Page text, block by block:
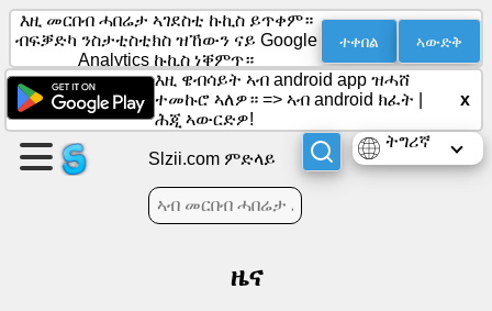
ገጽ
ምፍጣር
ጉጅለ
እዚ መርበብ ሓበሬታ ኣገደስቲ ኩኪስ ይጥቀም።
ብፍቓድካ ንስታቲስቲክስ ዝኸውን ናይ Google
Analytics ኩኪስ ነቐምጥ።
ተቀበል ኣውድቅ
እዚ ዌብሳይት ኣብ android app ዝሓሸ
ተመኩሮ ኣለዎ። => ኣብ android ክፈት
ሕጂ ኣውርድዎ!
x
ትግሪኛ
Slzii.com ምድላይ
ዜና